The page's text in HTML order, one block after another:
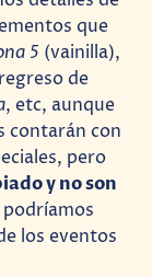
que
5 (vainilla),
de
, etc, aunque
contarán con
pero
y no son
los eventos